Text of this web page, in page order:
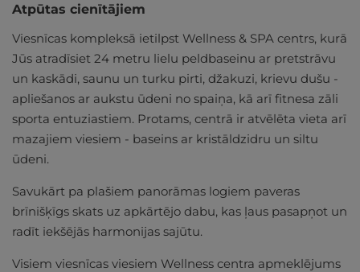
Atpūtas cienītājiem
Viesnīcas kompleksā ietilpst Wellness & SPA centrs, kurā
Jūs atradīsiet 24 metru lielu peldbaseinu ar pretstrāvu
un kaskādi, saunu un turku pirti, džakuzi, krievu dušu -
apliešanos ar aukstu ūdeni no spaiņa, kā arī fitnesa zāli
sporta entuziastiem. Protams, centrā ir atvēlēta vieta arī
mazajiem viesiem - baseins ar kristāldzidru un siltu
ūdeni.
Savukārt pa plašiem panorāmas logiem paveras
brīnišķīgs skats uz apkārtējo dabu, kas ļaus pasapņot un
radīt iekšējās harmonijas sajūtu.
Visiem viesnīcas viesiem Wellness centra apmeklējums